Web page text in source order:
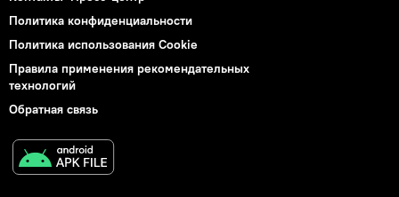
Политика конфиденциальности
Политика использования Cookie
Правила применения рекомендательных
технологий
Обратная связь